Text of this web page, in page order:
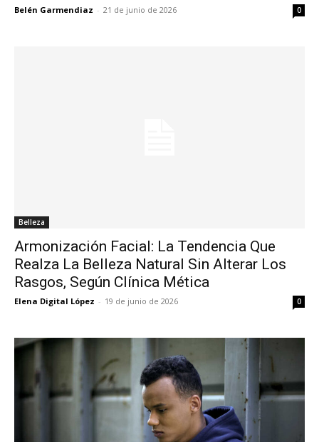
Belén Garmendiaz - 21 de junio de 2026 0
Belleza
Armonización Facial: La Tendencia Que
Realza La Belleza Natural Sin Alterar Los
Rasgos, Según Clínica Mética
Elena Digital López - 19 de junio de 2026 0